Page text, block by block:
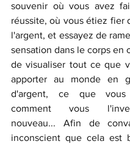
souvenir où vous avez
réussite, où vous étiez fier
l'argent, et essayez de
sensation dans le corps en
de visualiser tout ce que
apporter au monde en
d'argent, ce que
comment vous
nouveau... Afin de
inconscient que cela est